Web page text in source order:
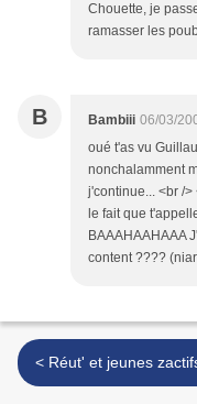
Chouette, je
ramasser les
B Bambiii 06/03/
oué t'as vu
nonchalamment
j'continue... <br /
le fait que
BAAAHAAHAAA
content ????
< Réut' et jeunes